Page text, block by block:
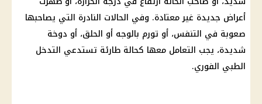
أعراض جديدة غير معتادة. وفي الحالات النادرة التي يصاحبها
صعوبة في التنفس، أو تورم بالوجه أو الحلق، أو دوخة
شديدة، يجب التعامل معها كحالة طارئة تستدعي التدخل
الطبي الفوري.